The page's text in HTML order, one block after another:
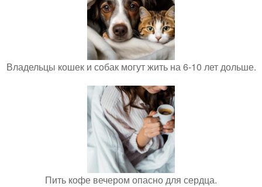
Владельцы кошек и собак могут жить на 6-10 лет дольше.
Пить кофе вечером опасно для сердца.